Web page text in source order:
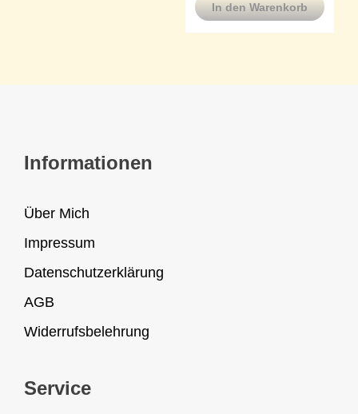
In den Warenkorb
Informationen
Über Mich
Impressum
Datenschutzerklärung
AGB
Widerrufsbelehrung
Service